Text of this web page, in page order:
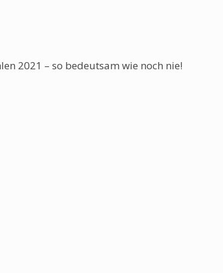
2021 – so bedeutsam wie noch nie!